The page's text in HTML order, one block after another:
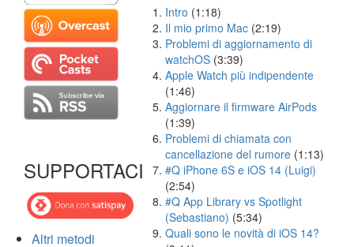
SUPPORTACI
Altri metodi
Intro (1:18)
Il mio primo Mac (2:19)
Problemi di aggiornamento di
watchOS (3:39)
Apple Watch più indipendente
(1:46)
Aggiornare il firmware AirPods
(1:39)
Problemi di chiamata con
cancellazione del rumore (1:13)
#Q iPhone 6S e iOS 14 (Luigi)
(2:54)
#Q App Library vs Spotlight
(Sebastiano) (5:34)
Quali sono le novità di iOS 14?